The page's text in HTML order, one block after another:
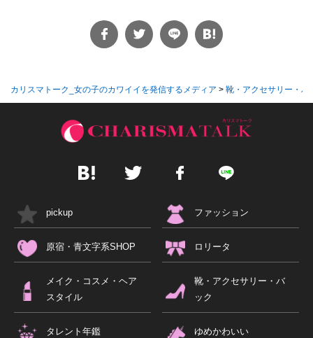
カリスマトーク_女の子のカワイイを発信するメディア > 靴・アクセサリー・バ
pickup ファッション
原宿・青文字系SHOP ロリータ
メイク・コスメ・ヘア
スタイル
靴・アクセサリー・バ
ック
タレント年鑑 ゆめかわいい